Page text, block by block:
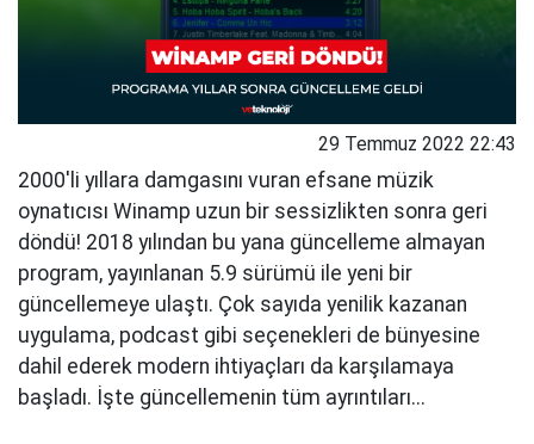
29 Temmuz 2022 22:43
2000'li yıllara damgasını vuran efsane müzik
oynatıcısı Winamp uzun bir sessizlikten sonra geri
döndü! 2018 yılından bu yana güncelleme almayan
program, yayınlanan 5.9 sürümü ile yeni bir
güncellemeye ulaştı. Çok sayıda yenilik kazanan
uygulama, podcast gibi seçenekleri de bünyesine
dahil ederek modern ihtiyaçları da karşılamaya
başladı. İşte güncellemenin tüm ayrıntıları...